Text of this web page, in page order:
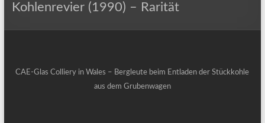
Kohlenrevier (1990) – Rarität
CAE-Glas Colliery in Wales – Bergleute beim Entladen der Stückkohle
aus dem Grubenwagen